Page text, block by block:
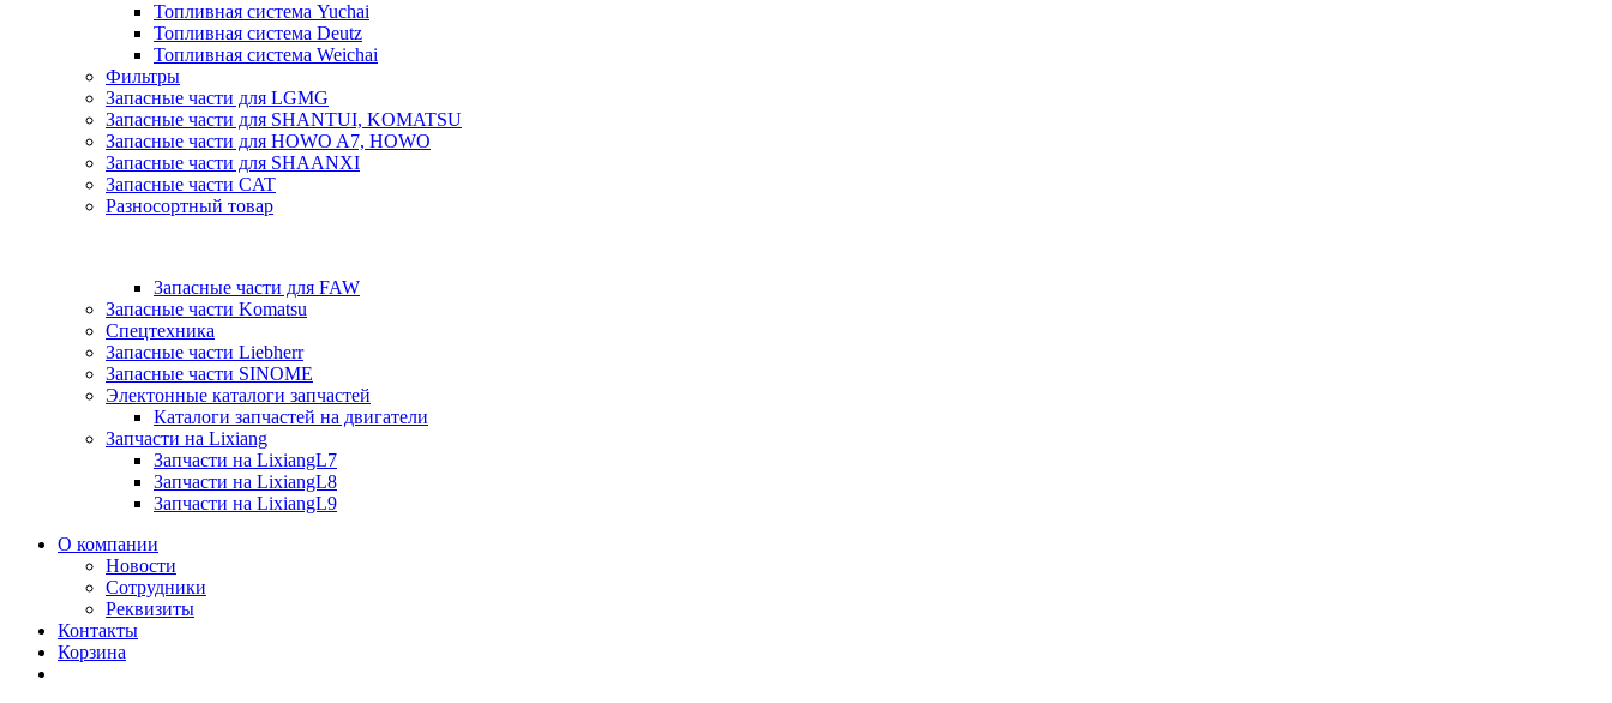
Топливная система Yuchai
Топливная система Deutz
Топливная система Weichai
Фильтры
Запасные части для LGMG
Запасные части для SHANTUI, KOMATSU
Запасные части для HOWO A7, HOWO
Запасные части для SHAANXI
Запасные части CAT
Разносортный товар
Запасные части для FAW
Запасные части Komatsu
Спецтехника
Запасные части Liebherr
Запасные части SINOME
Электонные каталоги запчастей
Каталоги запчастей на двигатели
Запчасти на Lixiang
Запчасти на LixiangL7
Запчасти на LixiangL8
Запчасти на LixiangL9
О компании
Новости
Сотрудники
Реквизиты
Контакты
Корзина